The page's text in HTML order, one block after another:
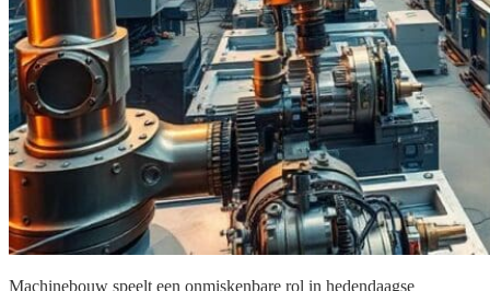
Machinebouw speelt een onmiskenbare rol in hedendaagse